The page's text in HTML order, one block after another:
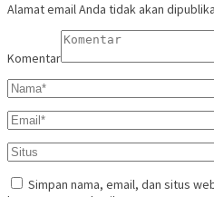
Alamat email Anda tidak akan
Komentar
Simpan nama, email, dan situs